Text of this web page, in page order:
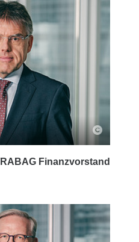
Finanzvorstand